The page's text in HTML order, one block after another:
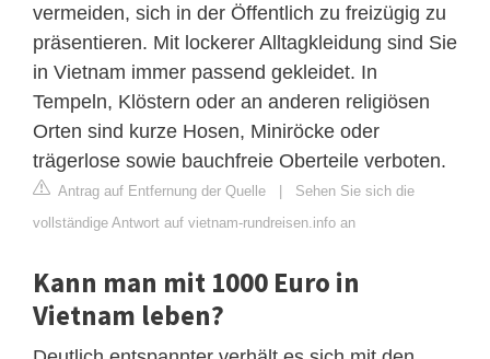
vermeiden, sich in der Öffentlich zu freizügig zu
präsentieren. Mit lockerer Alltagkleidung sind Sie
in Vietnam immer passend gekleidet. In
Tempeln, Klöstern oder an anderen religiösen
Orten sind kurze Hosen, Miniröcke oder
trägerlose sowie bauchfreie Oberteile verboten.
Antrag auf Entfernung der Quelle | Sehen Sie sich die
vollständige Antwort auf vietnam-rundreisen.info an
Kann man mit 1000 Euro in
Vietnam leben?